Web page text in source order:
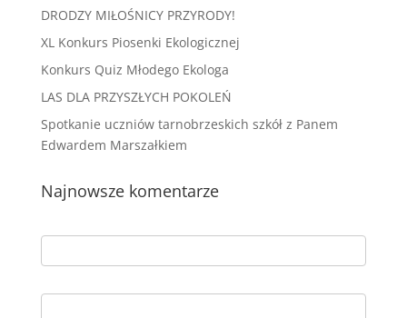
DRODZY MIŁOŚNICY PRZYRODY!
XL Konkurs Piosenki Ekologicznej
Konkurs Quiz Młodego Ekologa
LAS DLA PRZYSZŁYCH POKOLEŃ
Spotkanie uczniów tarnobrzeskich szkół z Panem
Edwardem Marszałkiem
Najnowsze komentarze